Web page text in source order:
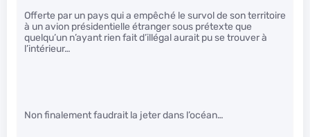
Offerte par un pays qui a empêché le survol de son territoire
à un avion présidentielle étranger sous prétexte que
quelqu’un n’ayant rien fait d’illégal aurait pu se trouver à
l’intérieur…
Non finalement faudrait la jeter dans l’océan…